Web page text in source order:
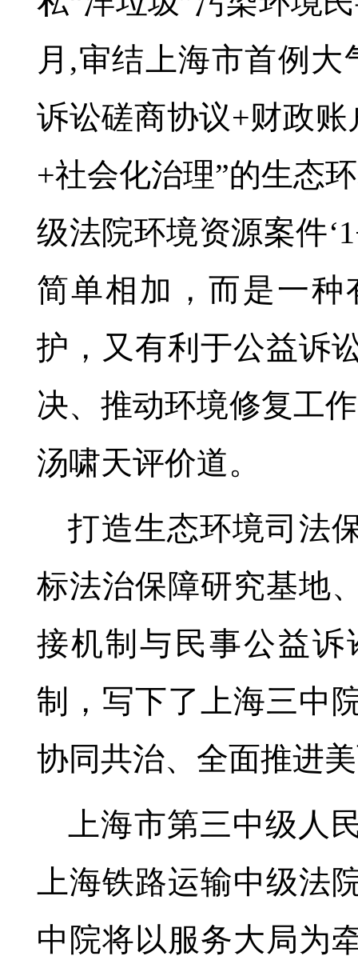
月,审结上海市首例
诉讼磋商协议+财政
+社会化治理”的生态
级法院环境资源案件
简单相加，而是一
护，又有利于公益诉
决、推动环境修复工
汤啸天评价道。
打造生态环境司法
标法治保障研究基地
接机制与民事公益
制，写下了上海三中
协同共治、全面推进
上海市第三中级人
上海铁路运输中级法
中院将以服务大局为